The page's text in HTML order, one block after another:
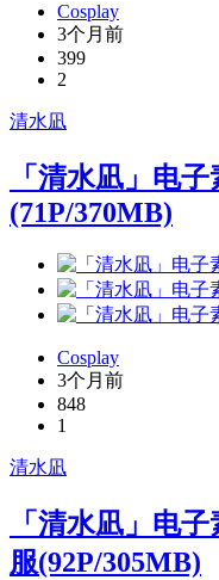
Cosplay
3个月前
399
2
清水凪
「清水凪」电
(71P/370MB)
Cosplay
3个月前
848
1
清水凪
「清水凪」电
服(92P/305MB)